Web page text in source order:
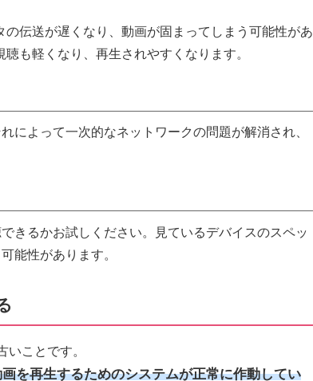
伝送が遅くなり、動画が固まってしまう可能性があ
も軽くなり、再生されやすくなります。
によって一次的なネットワークの問題が解消され、
きるかお試しください。見ているデバイスのスペッ
能性があります。
いことです。
画を再生するためのシステムが正常に作動してい